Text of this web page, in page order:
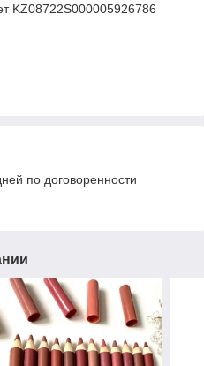
KZ08722S000005926786
по договоренности